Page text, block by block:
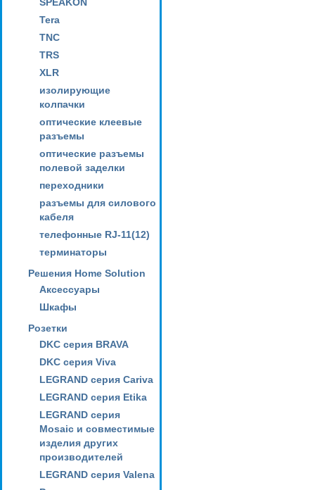
Tera
TNC
TRS
XLR
изолирующие
колпачки
оптические клеевые
разъемы
оптические разъемы
полевой заделки
переходники
разъемы для силового
кабеля
телефонные RJ-11(12)
терминаторы
Решения Home Solution
Аксессуары
Шкафы
Розетки
DKC серия BRAVA
DKC серия Viva
LEGRAND серия Cariva
LEGRAND серия Etika
LEGRAND серия
Mosaic и совместимые
изделия других
производителей
LEGRAND серия Valena